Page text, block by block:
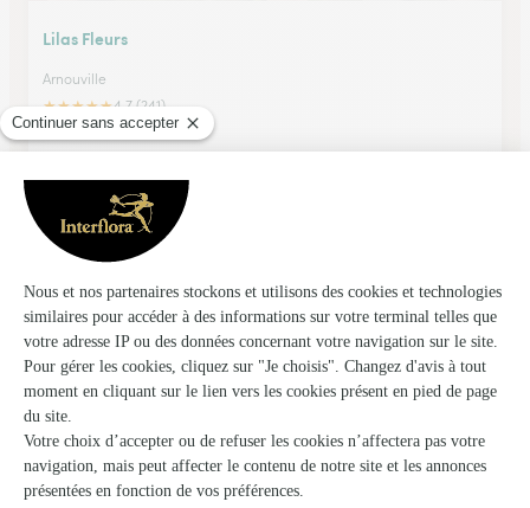
Lilas Fleurs
Arnouville
★★★★★4.7 (241)
24, avenue Denis Papin
Art et Fleurs
L'isle Adam
★★★★★ 4.2 (140)